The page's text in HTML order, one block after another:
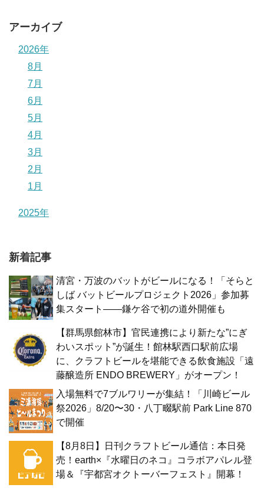
アーカイブ
2026年
8月
7月
6月
5月
4月
3月
2月
1月
2025年
新着記事
清宮・万波のバットがビールになる！「そらと
しば バットビールプロジェクト2026」参加募
集スタート——鎌ケ谷で初の道外開催も
【群馬県館林市】官民連携により新たな”にぎ
わいスポット”が誕生！館林駅西口駅前広場
に、クラフトビールを堪能できる飲食施設「遠
藤醸造所 ENDO BREWERY」がオープン！
入場無料で7ブルワリーが集結！「川崎ビール
祭2026」8/20〜30・八丁畷駅前 Park Line 870
で開催
【8月8日】日刊クラフトビール通信：本日発
売！earth×『水曜日のネコ』コラボアパレル登
場＆『宇都宮オクトーバーフェスト』開幕！